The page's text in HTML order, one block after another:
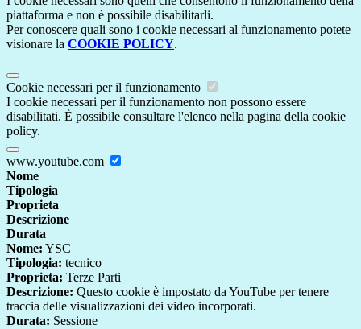
piattaforma e non è possibile disabilitarli.
Per conoscere quali sono i cookie necessari al funzionamento potete
visionare la COOKIE POLICY.
Cookie necessari per il funzionamento
I cookie necessari per il funzionamento non possono essere
disabilitati. È possibile consultare l'elenco nella pagina della cookie
policy.
www.youtube.com
Nome
Tipologia
Proprieta
Descrizione
Durata
Nome: YSC
Tipologia: tecnico
Proprieta: Terze Parti
Descrizione: Questo cookie è impostato da YouTube per tenere
traccia delle visualizzazioni dei video incorporati.
Durata: Sessione